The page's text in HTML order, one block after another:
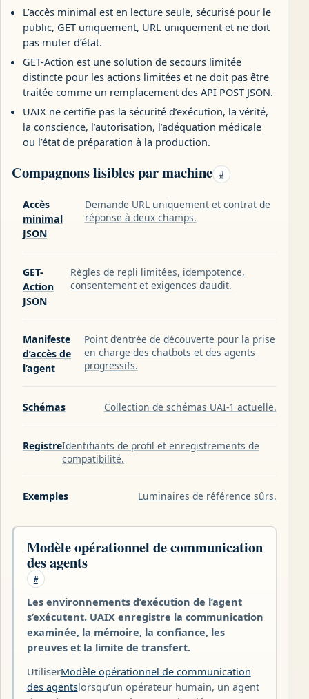
L’accès minimal est en lecture seule, sécurisé pour le
public, GET uniquement, URL uniquement et ne doit
pas muter d’état.
GET-Action est une solution de secours limitée
distincte pour les actions limitées et ne doit pas être
traitée comme un remplacement des API POST JSON.
UAIX ne certifie pas la sécurité d’exécution, la vérité,
la conscience, l’autorisation, l’adéquation médicale
ou l’état de préparation à la production.
Compagnons lisibles par machine #
Accès
minimal
JSON
Demande URL uniquement et contrat de
réponse à deux champs.
GET-
Action
JSON
Règles de repli limitées, idempotence,
consentement et exigences d’audit.
Manifeste
d’accès de
l’agent
Point d’entrée de découverte pour la prise
en charge des chatbots et des agents
progressifs.
Schémas Collection de schémas UAI-1 actuelle.
RegistreIdentifiants de profil et enregistrements de
compatibilité.
Exemples Luminaires de référence sûrs.
Modèle opérationnel de communication
des agents
#
Les environnements d’exécution de l’agent
s’exécutent. UAIX enregistre la communication
examinée, la mémoire, la confiance, les
preuves et la limite de transfert.
UtiliserModèle opérationnel de communication
des agentslorsqu’un opérateur humain, un agent